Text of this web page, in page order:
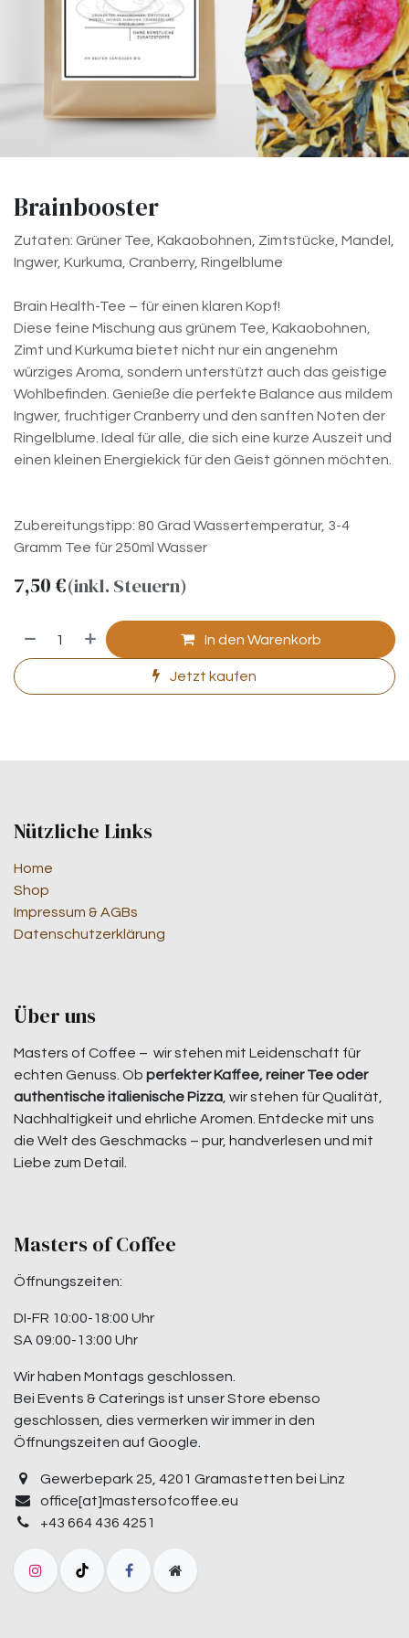
Brainbooster
Zutaten: Grüner Tee, Kakaobohnen, Zimtstücke, Mandel,
Ingwer, Kurkuma, Cranberry, Ringelblume
Brain Health-Tee – für einen klaren Kopf!
Diese feine Mischung aus grünem Tee, Kakaobohnen,
Zimt und Kurkuma bietet nicht nur ein angenehm
würziges Aroma, sondern unterstützt auch das geistige
Wohlbefinden. Genieße die perfekte Balance aus mildem
Ingwer, fruchtiger Cranberry und den sanften Noten der
Ringelblume. Ideal für alle, die sich eine kurze Auszeit und
einen kleinen Energiekick für den Geist gönnen möchten.
Zubereitungstipp: 80 Grad Wassertemperatur, 3-4
Gramm Tee für 250ml Wasser
7,50 €(inkl. Steuern)
In den Warenkorb
Jetzt kaufen
Nützliche Links
Home
Shop
Impressum & AGBs
Datenschutzerklärung
Über uns
Masters of Coffee – wir stehen mit Leidenschaft für
echten Genuss. Ob perfekter Kaffee, reiner Tee oder
authentische italienische Pizza , wir stehen für Qualität,
Nachhaltigkeit und ehrliche Aromen. Entdecke mit uns
die Welt des Geschmacks – pur, handverlesen und mit
Liebe zum Detail.
Masters of Coffee
Öffnungszeiten:
DI-FR 10:00-18:00 Uhr
SA 09:00-13:00 Uhr
Wir haben Montags geschlossen.
Bei Events & Caterings ist unser Store ebenso
geschlossen, dies vermerken wir immer in den
Öffnungszeiten auf Google.
Gewerbepark 25, 4201 Gramastetten bei Linz
office[at]mastersofcoffee.eu
+43 664 436 4251